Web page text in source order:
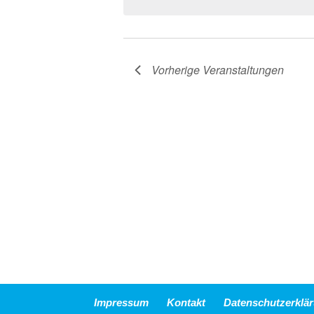
Vorherige Veranstaltungen
Impressum Kontakt